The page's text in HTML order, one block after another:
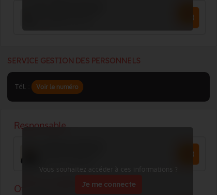
SERVICE GESTION DES PERSONNELS
Tél. : Voir le numéro
Vous souhaitez accéder à ces informations ?
Je me connecte